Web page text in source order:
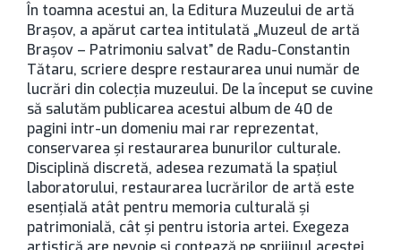
În toamna acestui an, la Editura Muzeului de artă
Braşov, a apărut cartea intitulată „Muzeul de artă
Braşov – Patrimoniu salvat” de Radu-Constantin
Tătaru, scriere despre restaurarea unui număr de
lucrări din colecţia muzeului. De la început se cuvine
să salutăm publicarea acestui album de 40 de
pagini intr-un domeniu mai rar reprezentat,
conservarea şi restaurarea bunurilor culturale.
Disciplină discretă, adesea rezumată la spaţiul
laboratorului, restaurarea lucrărilor de artă este
esenţială atât pentru memoria culturală şi
patrimonială, cât şi pentru istoria artei. Exegeza